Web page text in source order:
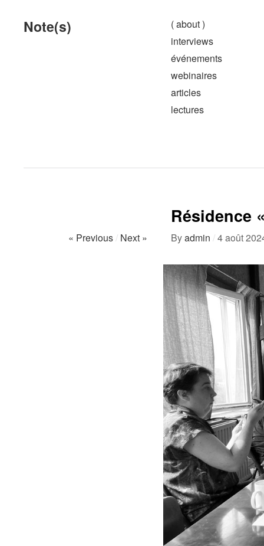
Note(s)
( about )
interviews
événements
webinaires
articles
lectures
Résidence
« Previous/ Next » Byadmin /4 août